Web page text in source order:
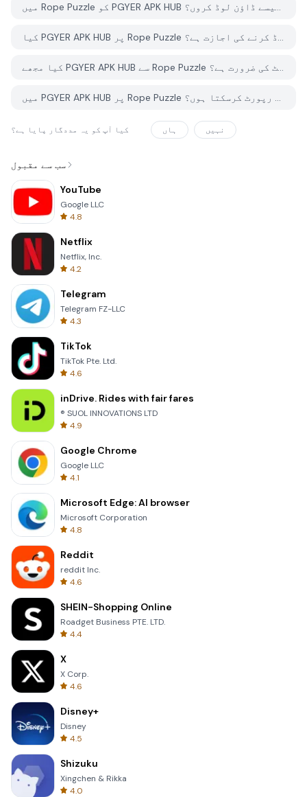
میں Rope Puzzle کو PGYER APK HUB سے کیسے ڈاؤن لوڈ کروں؟
کیا PGYER APK HUB پر Rope Puzzle کو مفت ڈاؤن لوڈ کرنے کی اجازت ہے؟
کیا مجھے PGYER APK HUB سے Rope Puzzle ڈاؤن لوڈ کرنے کے لئے اکاؤنٹ کی ضرورت ہے؟
میں PGYER APK HUB پر Rope Puzzle کے ساتھ کوئی مسئلہ کیسے رپورٹ کرسکتا ہوں؟
کیا آپ کو یہ مددگار پایا ہے؟ ہاں نہیں
سب سے مقبول
YouTube
Google LLC
4.8
Netflix
Netflix, Inc.
4.2
Telegram
Telegram FZ-LLC
4.3
TikTok
TikTok Pte. Ltd.
4.6
inDrive. Rides with fair fares
® SUOL INNOVATIONS LTD
4.9
Google Chrome
Google LLC
4.1
Microsoft Edge: AI browser
Microsoft Corporation
4.8
Reddit
reddit Inc.
4.6
SHEIN-Shopping Online
Roadget Business PTE. LTD.
4.4
X
X Corp.
4.6
Disney+
Disney
4.5
Shizuku
Xingchen & Rikka
4.0